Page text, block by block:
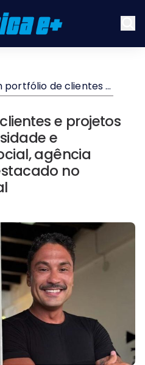
portfólio de clientes e
focados em
social,
baiana tem se
no mercado
e projetos
e
agência
no